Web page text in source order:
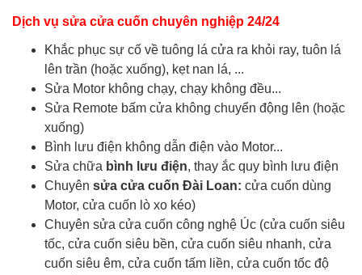
Dịch vụ sửa cửa cuốn chuyên nghiệp 24/24
Khắc phục sự cố về tuông lá cửa ra khỏi ray, tuôn lá
lên trần (hoặc xuống), kẹt nan lá, ...
Sửa Motor không chạy, chạy không đều...
Sửa Remote bấm cửa không chuyển động lên (hoặc
xuống)
Bình lưu điện không dẫn điện vào Motor...
Sửa chữa bình lưu điện, thay ắc quy bình lưu điện
Chuyên sửa cửa cuốn Đài Loan: cửa cuốn dùng
Motor, cửa cuốn lò xo kéo)
Chuyên sửa cửa cuốn công nghệ Úc (cửa cuốn siêu
tốc, cửa cuốn siêu bền, cửa cuốn siêu nhanh, cửa
cuốn siêu êm, cửa cuốn tấm liền, cửa cuốn tốc độ